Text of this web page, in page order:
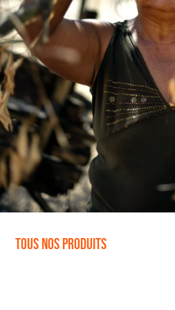
Tous nos produits